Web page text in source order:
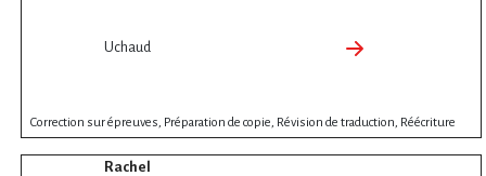
Uchaud
Correction sur épreuves, Préparation de copie, Révision de traduction, Réécriture
Rachel